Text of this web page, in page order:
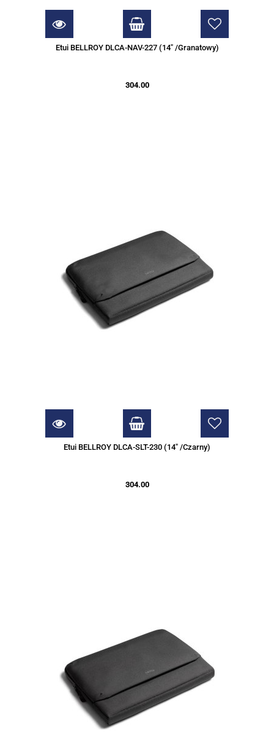
Etui BELLROY DLCA-NAV-227 (14" /Granatowy)
304.00
Etui BELLROY DLCA-SLT-230 (14" /Czarny)
304.00